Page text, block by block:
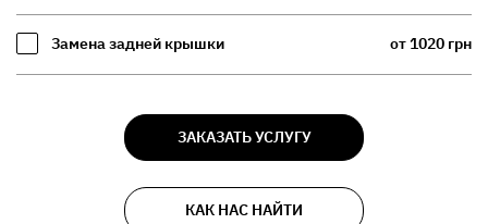
Замена задней крышки от 1020 грн
ЗАКАЗАТЬ УСЛУГУ
КАК НАС НАЙТИ